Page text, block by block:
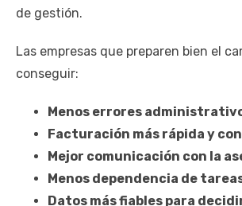
de gestión.
Las empresas que preparen bien el
conseguir:
Menos errores
Facturación más rápida y
Mejor comunicación con la
Menos dependencia de
Datos más fiables para